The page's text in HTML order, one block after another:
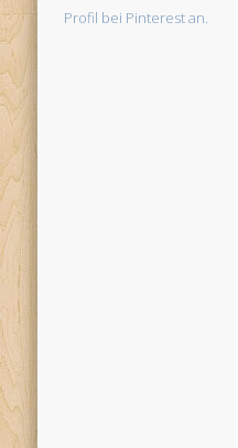
Profil bei Pinterest an.